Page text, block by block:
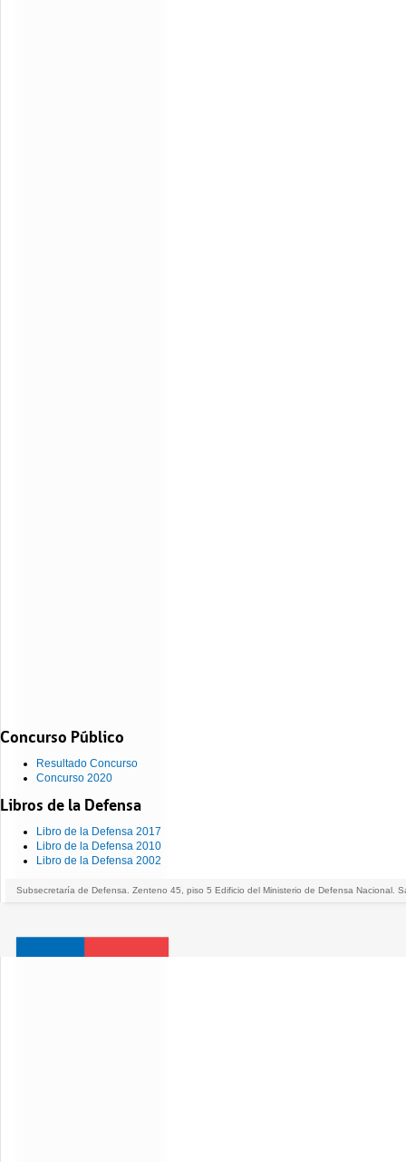
Concurso Público
Resultado Concurso
Concurso 2020
Libros de la Defensa
Libro de la Defensa 2017
Libro de la Defensa 2010
Libro de la Defensa 2002
Subsecretaría de Defensa. Zenteno 45, piso 5 Edificio del Ministerio de Defensa Nacional.